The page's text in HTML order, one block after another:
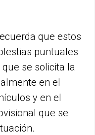
que estos
puntuales
se solicita la
en el
y en el
que se